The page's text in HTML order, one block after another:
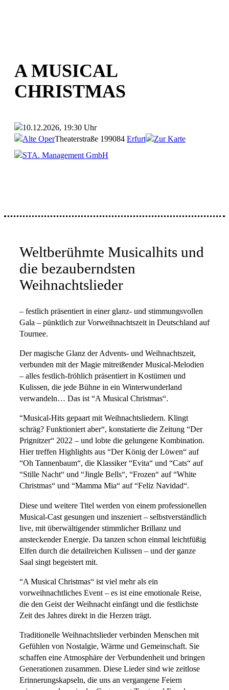
A MUSICAL
CHRISTMAS
10.12.2026, 19:30 Uhr
Alte OperTheaterstraße 199084 Erfurt
Zur Karte
STA. Management GmbH
Weltberühmte Musicalhits und
die bezauberndsten
Weihnachtslieder
– festlich präsentiert in einer glanz- und stimmungsvollen
Gala – pünktlich zur Vorweihnachtszeit in Deutschland auf
Tournee.
Der magische Glanz der Advents- und Weihnachtszeit,
verbunden mit der Magie mitreißender Musical-Melodien
– alles festlich-fröhlich präsentiert in Kostümen und
Kulissen, die jede Bühne in ein Winterwunderland
verwandeln… Das ist “A Musical Christmas“.
“Musical-Hits gepaart mit Weihnachtsliedern. Klingt
schräg? Funktioniert aber“, konstatierte die Zeitung “Der
Prignitzer“ 2022 – und lobte die gelungene Kombination.
Hier treffen Highlights aus “Der König der Löwen“ auf
“Oh Tannenbaum“, die Klassiker “Evita“ und “Cats“ auf
“Stille Nacht“ und “Jingle Bells“, “Frozen“ auf “White
Christmas“ und “Mamma Mia“ auf “Feliz Navidad“.
Diese und weitere Titel werden von einem professionellen
Musical-Cast gesungen und inszeniert – selbstverständlich
live, mit überwältigender stimmlicher Brillanz und
ansteckender Energie. Da tanzen schon einmal leichtfüßig
Elfen durch die detailreichen Kulissen – und der ganze
Saal singt begeistert mit.
“A Musical Christmas“ ist viel mehr als ein
vorweihnachtliches Event – es ist eine emotionale Reise,
die den Geist der Weihnacht einfängt und die festlichste
Zeit des Jahres direkt in die Herzen trägt.
Traditionelle Weihnachtslieder verbinden Menschen mit
Gefühlen von Nostalgie, Wärme und Gemeinschaft. Sie
schaffen eine Atmosphäre der Verbundenheit und bringen
Generationen zusammen. Diese Lieder sind wie zeitlose
Erinnerungskapseln, die uns an vergangene Feiern